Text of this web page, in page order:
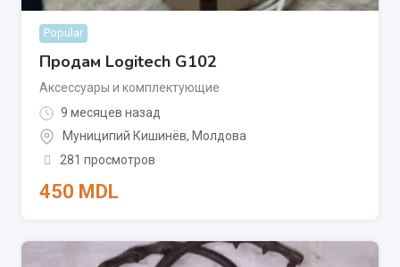
Popular
Продам Logitech G102
Аксессуары и комплектующие
9 месяцев назад
Муниципий Кишинёв, Молдова
281 просмотров
450 MDL